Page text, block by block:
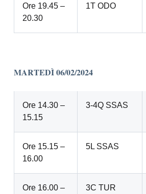
Ore 19.45 –
20.30
1T ODO
MARTEDÌ 06/02/2024
Ore 14.30 –
15.15
3-4Q SSAS
Ore 15.15 –
16.00
5L SSAS
Ore 16.00 – 3C TUR